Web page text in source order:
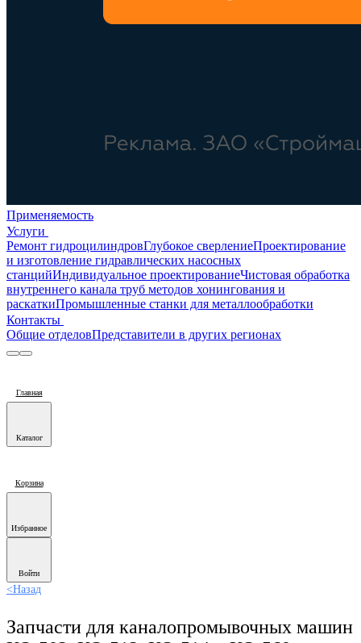
Применяемость
Услуги
Ремонт гидроцилиндровГлубокое сверлениеПроектирование
и изготовление гидравлических насосных
станцийИндивидуальное проектированиеЧистовая обработка
внутреннего канала труб методов хонингования и
раскаткиПромышленные станки для металлообработки
Контакты
Общие отделовПредставители в других регионах
Главная
Каталог
Корзина
Избранное
Войти
<Назад
Запчасти для каналопромывочных машин